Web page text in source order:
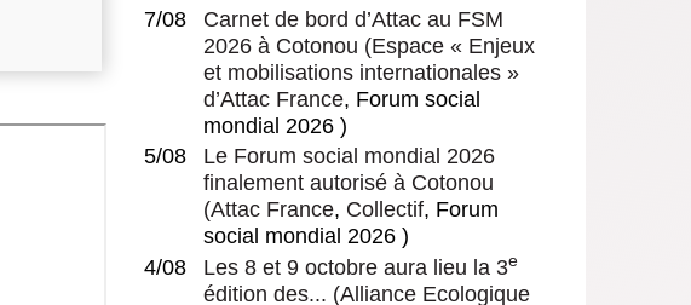
7/08
Carnet de bord d’Attac au FSM
2026 à Cotonou (Espace « Enjeux
et mobilisations internationales »
d’Attac France, Forum social
mondial 2026 )
5/08
Le Forum social mondial 2026
finalement autorisé à Cotonou
(Attac France, Collectif, Forum
social mondial 2026 )
4/08
Les 8 et 9 octobre aura lieu la 3e
édition des... (Alliance Ecologique